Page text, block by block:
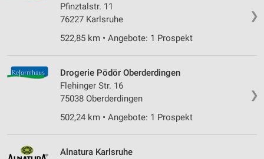
❯
Pfinztalstr. 11
76227 Karlsruhe
522,85 km • Angebote: 1 Prospekt
❯
Drogerie Pödör Oberderdingen
Flehinger Str. 16
75038 Oberderdingen
502,24 km • Angebote: 1 Prospekt
Alnatura Karlsruhe